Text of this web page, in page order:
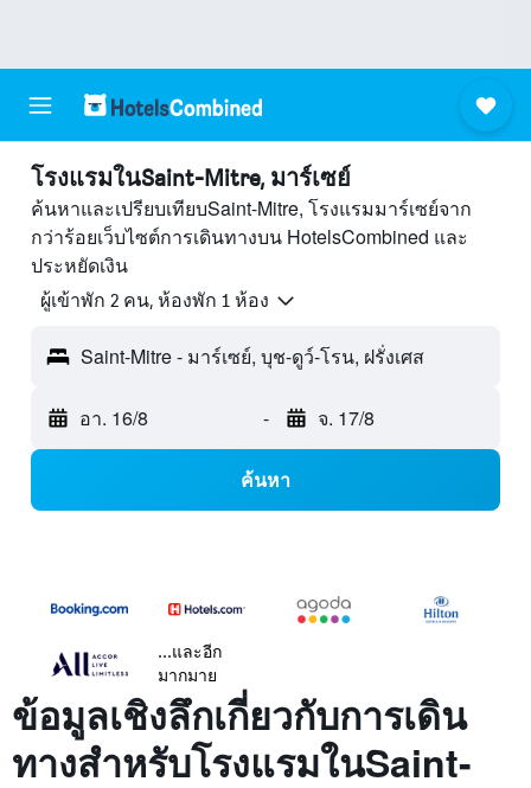
โรงแรมในSaint-Mitre, มาร์เซย์
ค้นหาและเปรียบเทียบSaint-Mitre, โรงแรมมาร์เซย์จาก
กว่าร้อยเว็บไซต์การเดินทางบน HotelsCombined และ
ประหยัดเงิน
ผู้เข้าพัก 2 คน, ห้องพัก 1 ห้อง
Saint-Mitre - มาร์เซย์, บุช-ดูว์-โรน, ฝรั่งเศส
อา. 16/8 - จ. 17/8
ค้นหา
...และอีก
มากมาย
ข้อมูลเชิงลึกเกี่ยวกับการเดิน
ทางสำหรับโรงแรมในSaint-